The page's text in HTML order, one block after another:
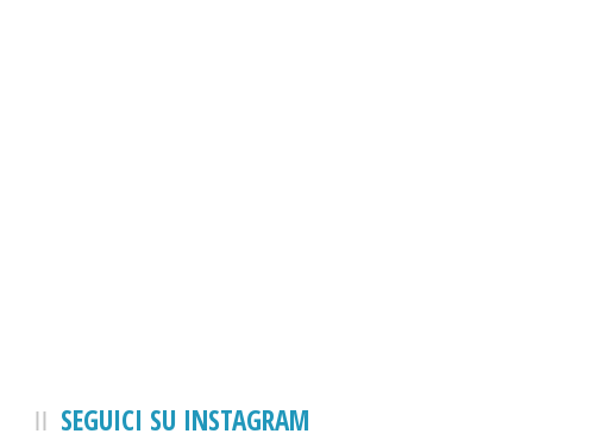
SEGUICI SU INSTAGRAM